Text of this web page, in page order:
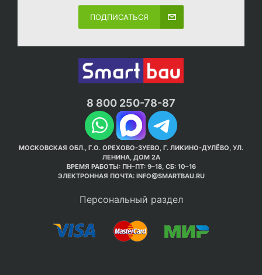
ПОДПИСАТЬСЯ
8 800 250-78-87
МОСКОВСКАЯ ОБЛ., Г.О. ОРЕХОВО-ЗУЕВО, Г. ЛИКИНО-ДУЛЁВО, УЛ.
ЛЕНИНА, ДОМ 2А
ВРЕМЯ РАБОТЫ: ПН–ПТ: 9–18, СБ: 10–16
ЭЛЕКТРОННАЯ ПОЧТА: INFO@SMARTBAU.RU
Персональный раздел